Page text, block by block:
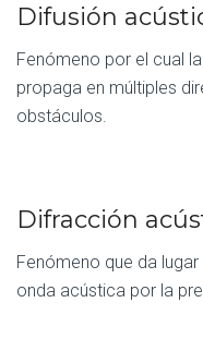
Difusión
Fenómeno por el cual
propaga en múltiples
obstáculos.
Difracción
Fenómeno que da
onda acústica por la